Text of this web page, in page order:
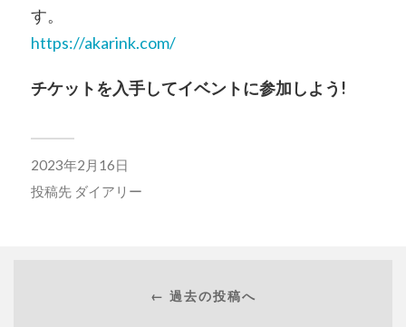
す。
https://akarink.com/
チケットを入手してイベントに参加しよう!
2023年2月16日
投稿先 ダイアリー
← 過去の投稿へ